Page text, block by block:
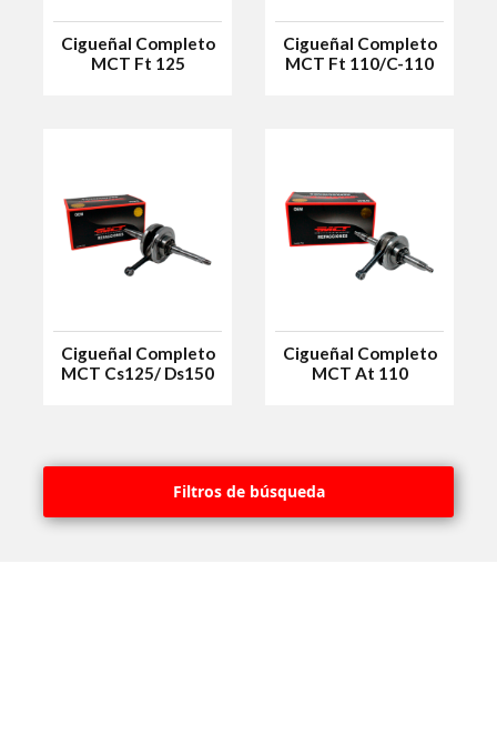
Cigueñal Completo
MCT Ft 125
Cigueñal Completo
MCT Ft 110/C-110
Cigueñal Completo
MCT Cs125/ Ds150
Cigueñal Completo
MCT At 110
Filtros de búsqueda